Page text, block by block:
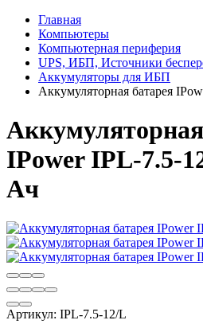
Главная
Компьютеры
Компьютерная периферия
UPS, ИБП, Источники
Аккумуляторы для ИБП
Аккумуляторная батарея
IPower IPL-7.5-
Ач
Артикул: IPL-7.5-12/L